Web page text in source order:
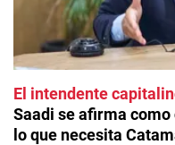
El intendente
Saadi se afirma como
lo que necesita